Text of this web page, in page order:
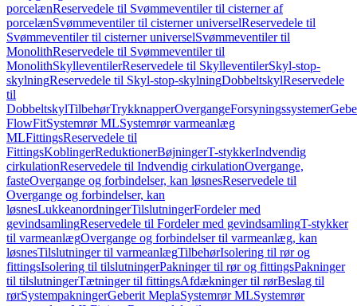
porcelænReservedele til Svømmeventiler til cisterner af
porcelænSvømmeventiler til cisterner universelReservedele til
Svømmeventiler til cisterner universelSvømmeventiler til
MonolithReservedele til Svømmeventiler til
MonolithSkylleventilerReservedele til SkylleventilerSkyl-stop-
skylningReservedele til Skyl-stop-skylningDobbeltskylReservedele
til
DobbeltskylTilbehørTrykknapperOvergangeForsyningssystemer
FlowFitSystemrør MLSystemrør varmeanlæg
MLFittingsReservedele til
FittingsKoblingerReduktionerBøjningerT-stykkerIndvendig
cirkulationReservedele til Indvendig cirkulationOvergange,
fasteOvergange og forbindelser, kan løsnesReservedele til
Overgange og forbindelser, kan
løsnesLukkeanordningerTilslutningerFordeler med
gevindsamlingReservedele til Fordeler med gevindsamlingT-stykker
til varmeanlægOvergange og forbindelser til varmeanlæg, kan
løsnesTilslutninger til varmeanlægTilbehørIsolering til rør og
fittingsIsolering til tilslutningerPakninger til rør og fittingsPakninger
til tilslutningerTætninger til fittingsAfdækninger til rørBeslag til
rørSystempakningerGeberit MeplaSystemrør MLSystemrør